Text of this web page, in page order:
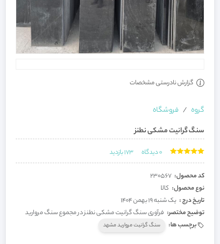
گزارش نادرستی مشخصات
گروه
فروشگاه
سنگ گرانیت مشکی نطنز
0دیدگاه 173بازدید
کد محصول: 230567
نوع محصول: کالا
تاریخ درج : یک شنبه 19 بهمن 1404
توضیح مختصر: فرآوری سنگ گرانیت مشکی نطنز در مجموع سنگ مروارید
برچسب ها:
سنگ گرانیت مروارید مشهد